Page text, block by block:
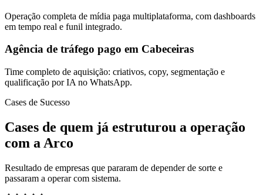
Operação completa de mídia paga multiplataforma, com dashboards
em tempo real e funil integrado.
Agência de tráfego pago em Cabeceiras
Time completo de aquisição: criativos, copy, segmentação e
qualificação por IA no WhatsApp.
Cases de Sucesso
Cases de quem já estruturou a operação
com a Arco
Resultado de empresas que pararam de depender de sorte e
passaram a operar com sistema.